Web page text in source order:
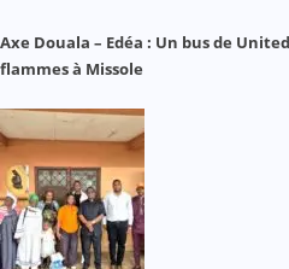
Axe Douala – Edéa : Un bus de
flammes à Missole